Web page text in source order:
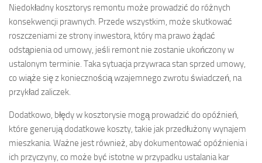
Niedokładny kosztorys remontu może prowadzić do różnych
konsekwencji prawnych. Przede wszystkim, może skutkować
roszczeniami ze strony inwestora, który ma prawo żądać
odstąpienia od umowy, jeśli remont nie zostanie ukończony w
ustalonym terminie. Taka sytuacja przywraca stan sprzed umowy,
co wiąże się z koniecznością wzajemnego zwrotu świadczeń, na
przykład zaliczek.
Dodatkowo, błędy w kosztorysie mogą prowadzić do opóźnień,
które generują dodatkowe koszty, takie jak przedłużony wynajem
mieszkania. Ważne jest również, aby dokumentować opóźnienia i
ich przyczyny, co może być istotne w przypadku ustalania kar